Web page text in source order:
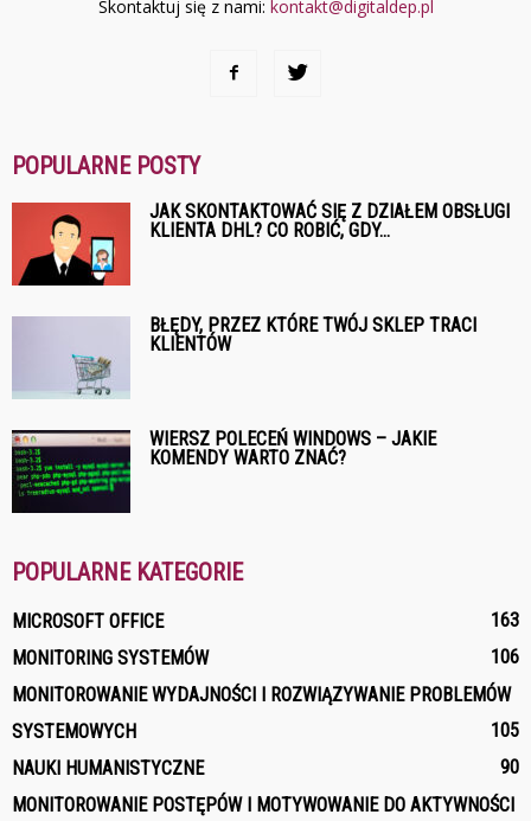
Skontaktuj się z nami: kontakt@digitaldep.pl
POPULARNE POSTY
JAK SKONTAKTOWAĆ SIĘ Z DZIAŁEM OBSŁUGI
KLIENTA DHL? CO ROBIĆ, GDY...
BŁĘDY, PRZEZ KTÓRE TWÓJ SKLEP TRACI
KLIENTÓW
WIERSZ POLECEŃ WINDOWS – JAKIE
KOMENDY WARTO ZNAĆ?
POPULARNE KATEGORIE
MICROSOFT OFFICE
163
MONITORING SYSTEMÓW
106
MONITOROWANIE WYDAJNOŚCI I ROZWIĄZYWANIE PROBLEMÓW
SYSTEMOWYCH
105
NAUKI HUMANISTYCZNE
90
MONITOROWANIE POSTĘPÓW I MOTYWOWANIE DO AKTYWNOŚCI